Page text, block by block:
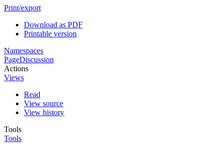
Print/export
Download as PDF
Printable version
Namespaces
PageDiscussion
Actions
Views
Read
View source
View history
Tools
Tools